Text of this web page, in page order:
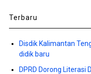
Terbaru
Disdik Kalimantan
didik baru
DPRD Dorong Literasi